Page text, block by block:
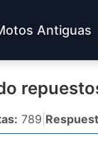
Antiguas
789